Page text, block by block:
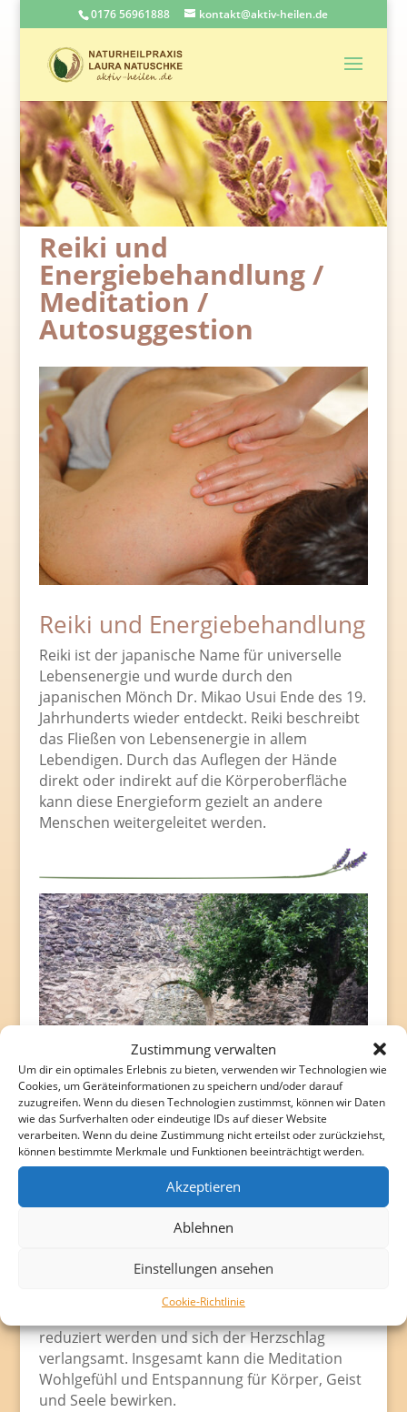
Zustimmung verwalten
Um dir ein optimales Erlebnis zu bieten, verwenden wir Technologien wie
Cookies, um Geräteinformationen zu speichern und/oder darauf
zuzugreifen. Wenn du diesen Technologien zustimmst, können wir Daten
wie das Surfverhalten oder eindeutige IDs auf dieser Website
verarbeiten. Wenn du deine Zustimmung nicht erteilst oder zurückziehst,
können bestimmte Merkmale und Funktionen beeinträchtigt werden.
Akzeptieren
Ablehnen
Einstellungen ansehen
Cookie-Richtlinie
0176 56961888 kontakt@aktiv-heilen.de
Reiki und
Energiebehandlung /
Meditation /
Autosuggestion
Reiki und Energiebehandlung
Reiki ist der japanische Name für universelle
Lebensenergie und wurde durch den
japanischen Mönch Dr. Mikao Usui Ende des 19.
Jahrhunderts wieder entdeckt. Reiki beschreibt
das Fließen von Lebensenergie in allem
Lebendigen. Durch das Auflegen der Hände
direkt oder indirekt auf die Körperoberfläche
kann diese Energieform gezielt an andere
Menschen weitergeleitet werden.
Meditation
Darunter vesteht sich das Schulen von
Achtsamkeit und Konzentration mittels
verschiedenster (geführter) Übungen. Durch
das „In-sich-Kehren“ und Loslassen, aber auch
durch das Fokussieren eines bestimmten
Bewusstseinserweiterung stattfinden. Ziel ist es
das parasympatische Körpersystem zu stärken,
reduziert werden und sich der Herzschlag
verlangsamt. Insgesamt kann die Meditation
Wohlgefühl und Entspannung für Körper, Geist
und Seele bewirken.